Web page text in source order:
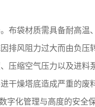
布袋材质需具备耐高温
风阻力过大而由负压
压缩空气压力以及进料
干燥塔底造成严重的废
字化管理与高度的安全保